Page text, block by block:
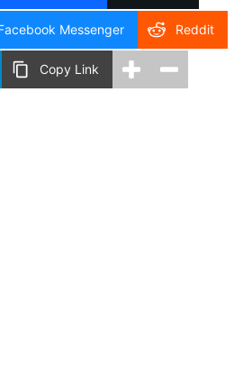
Messenger Reddit
Copy Link